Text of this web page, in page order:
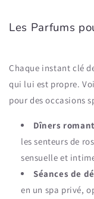
Les Parfums
Chaque instant clé
qui lui est propre.
pour des occasions
Dîners
les senteurs de
sensuelle et
Séances de
en un spa privé,